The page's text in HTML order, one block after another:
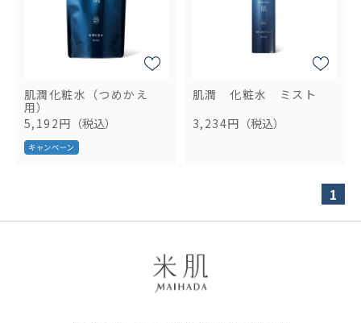
肌潤化粧水（つめかえ
用）
5,192円 （税込）
肌潤 化粧水 ミスト
3,234円 （税込）
1